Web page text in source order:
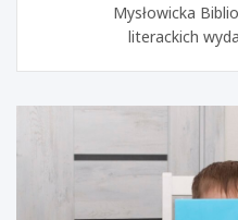
Mysłowicka
literackich